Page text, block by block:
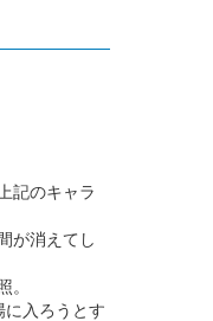
記のキャラ
が消えてし
。
入ろうとす